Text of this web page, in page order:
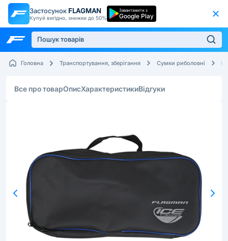
Застосунок FLAGMAN
Купуй вигідно, знижки до 50%
Завантажити з
Google Play
Головна Транспортування, зберігання Сумки риболовні
Все про товарОписХарактеристикиВідгуки